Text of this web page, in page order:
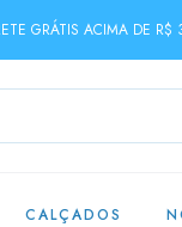
GRÁTIS ACIMA DE
CALÇADOS